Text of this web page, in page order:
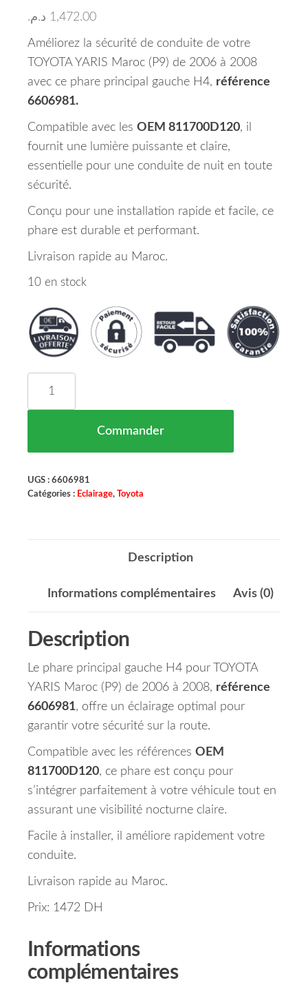
1,472.00 د.م.
Améliorez la sécurité de conduite de votre
TOYOTA YARIS Maroc (P9) de 2006 à 2008
avec ce phare principal gauche H4, référence
6606981.
Compatible avec les OEM 811700D120, il
fournit une lumière puissante et claire,
essentielle pour une conduite de nuit en toute
sécurité.
Conçu pour une installation rapide et facile, ce
phare est durable et performant.
Livraison rapide au Maroc.
10 en stock
Commander
UGS : 6606981
Catégories : Eclairage, Toyota
Description
Informations complémentaires Avis (0)
Description
Le phare principal gauche H4 pour TOYOTA
YARIS Maroc (P9) de 2006 à 2008, référence
6606981, offre un éclairage optimal pour
garantir votre sécurité sur la route.
Compatible avec les références OEM
811700D120, ce phare est conçu pour
s’intégrer parfaitement à votre véhicule tout en
assurant une visibilité nocturne claire.
Facile à installer, il améliore rapidement votre
conduite.
Livraison rapide au Maroc.
Prix: 1472 DH
Informations
complémentaires